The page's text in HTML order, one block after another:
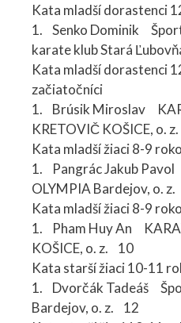
Kata mladší dorastenci
1. Senko Dominik
karate klub Stará
Kata mladší dorastenci
začiatočníci
1. Brúsik Miroslav
KRETOVIČ KOŠICE, o.
Kata mladší žiaci 8-9
1. Pangrác Jakub
OLYMPIA Bardejov, o.
Kata mladší žiaci 8-9
1. Pham Huy An
KOŠICE, o. z. 10
Kata starší žiaci 10-11
1. Dvorčák Tadeáš
Bardejov, o. z. 12